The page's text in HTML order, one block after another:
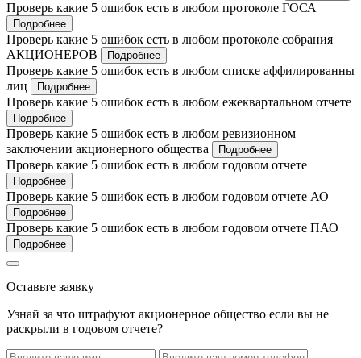
Проверь какие 5 ошибок есть в любом протоколе ГОСА
Подробнее
Проверь какие 5 ошибок есть в любом протоколе собрания
АКЦИОНЕРОВ
Подробнее
Проверь какие 5 ошибок есть в любом списке аффилированны
лиц
Подробнее
Проверь какие 5 ошибок есть в любом ежеквартальном отчете
Подробнее
Проверь какие 5 ошибок есть в любом ревизионном
заключении акционерного общества
Подробнее
Проверь какие 5 ошибок есть в любом годовом отчете
Подробнее
Проверь какие 5 ошибок есть в любом годовом отчете АО
Подробнее
Проверь какие 5 ошибок есть в любом годовом отчете ПАО
Подробнее
Оставьте заявку
Узнай за что штрафуют акционерное общество если вы не
раскрыли в годовом отчете?